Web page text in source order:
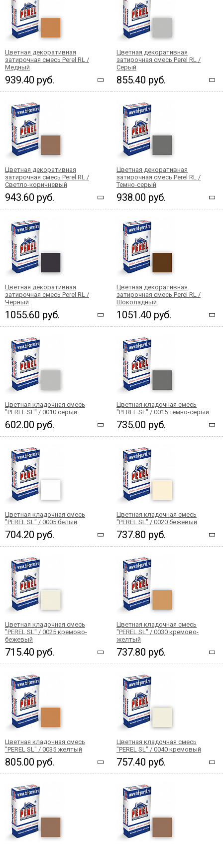
Цветная декоративная
затирочная смесь Perel RL /
Медный
939.40 руб.
Цветная декоративная
затирочная смесь Perel RL /
Серый
855.40 руб.
Цветная декоративная
затирочная смесь Perel RL /
Светло-коричневый
943.60 руб.
Цветная декоративная
затирочная смесь Perel RL /
Темно-серый
938.00 руб.
Цветная декоративная
затирочная смесь Perel RL /
Черный
1055.60 руб.
Цветная декоративная
затирочная смесь Perel RL /
Шоколадный
1051.40 руб.
Цветная кладочная смесь
"PEREL SL" / 0010 серый
602.00 руб.
Цветная кладочная смесь
"PEREL SL" / 0015 темно-серый
735.00 руб.
Цветная кладочная смесь
"PEREL SL" / 0005 белый
704.20 руб.
Цветная кладочная смесь
"PEREL SL" / 0020 бежевый
737.80 руб.
Цветная кладочная смесь
"PEREL SL" / 0025 кремово-
бежевый
715.40 руб.
Цветная кладочная смесь
"PEREL SL" / 0030 кремово-
желтый
737.80 руб.
Цветная кладочная смесь
"PEREL SL" / 0035 желтый
805.00 руб.
Цветная кладочная смесь
"PEREL SL" / 0040 кремовый
757.40 руб.